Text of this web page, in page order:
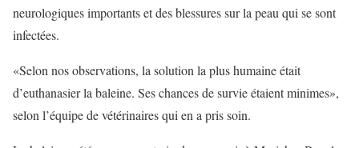
neurologiques importants et des blessures sur la peau qui se sont
infectées.
«Selon nos observations, la solution la plus humaine était
d’euthanasier la baleine. Ses chances de survie étaient minimes»,
selon l’équipe de vétérinaires qui en a pris soin.